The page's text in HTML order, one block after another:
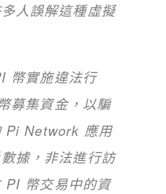
人誤解這種虛擬
幣實施違法行
募集資金，以騙
Pi Network 應用
據，非法進行訪
PI 幣交易中的資